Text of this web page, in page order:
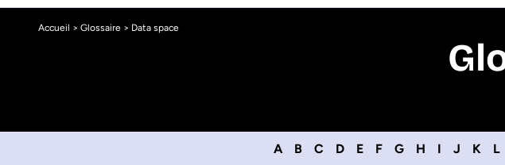
Accueil > Glossaire > Data space
A B C D E F G H I J K L